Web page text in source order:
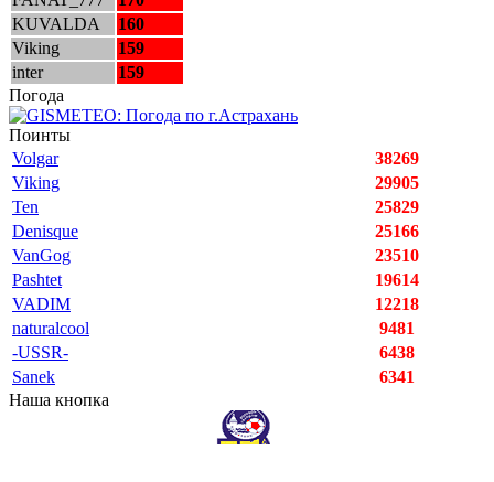
KUVALDA
160
Viking
159
inter
159
Погода
Поинты
Volgar
38269
Viking
29905
Ten
25829
Denisque
25166
VanGog
23510
Pashtet
19614
VADIM
12218
naturalcool
9481
-USSR-
6438
Sanek
6341
Наша кнопка